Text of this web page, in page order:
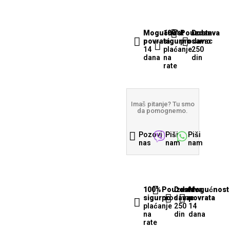
Mogućnost
povrata
14
dana
100%
sigurno
plaćanje
na
rate
Pouzdan
prodavac
Dostava
samo
250
din
Imaš pitanje? Tu smo
da pomognemo.
Pozovi
nas
Piši
nam
Piši
nam
100%
sigurno
plaćanje
na
rate
Pouzdan
prodavac
Dostava
samo
250
din
Mogućnost
povrata
14
dana